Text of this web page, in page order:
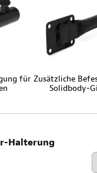
für Zusätzliche
Solidbody-
Halterung